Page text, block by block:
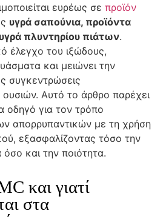
ευρέως σε προϊόν
υγρά σαπούνια, προϊόντα
πλυντηρίου πιάτων.
έλεγχο του ιξώδους,
και μειώνει την
συγκεντρώσεις
ουσιών. Αυτό το άρθρο παρέχει
οδηγό για τον τρόπο
απορρυπαντικών με τη χρήση
εξασφαλίζοντας τόσο την
και την ποιότητα.
και γιατί
στα